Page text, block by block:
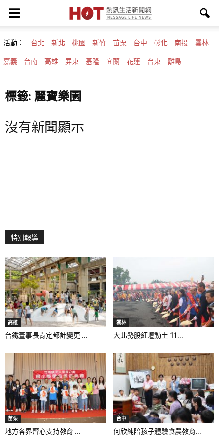
活動： 台北 新北 桃園 新竹 苗栗 台中 彰化 南投 雲林
嘉義 台南 高雄 屏東 基隆 宜蘭 花蓮 台東 離島
標籤: 麗寶樂園
沒有新聞顯示
特別報導
高雄
台鐵董事長肯定都計變更 ...
雲林
大北勢股紅壇動土 11...
苗栗
地方各界齊心支持教育 ...
台中
何欣純陪孩子體驗食農教育...